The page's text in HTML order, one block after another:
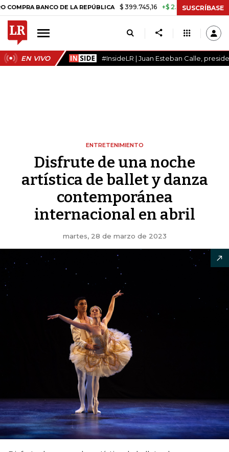
DE LA REPÚBLICA $ 399.745,16 +$ 2.295,71 +0,58% TASA
SUSCRÍBASE
EN VIVO #InsideLR | Juan Esteban Calle,
ENTRETENIMIENTO
Disfrute de una noche
artística de ballet y danza
contemporánea
internacional en abril
martes, 28 de marzo de 2023